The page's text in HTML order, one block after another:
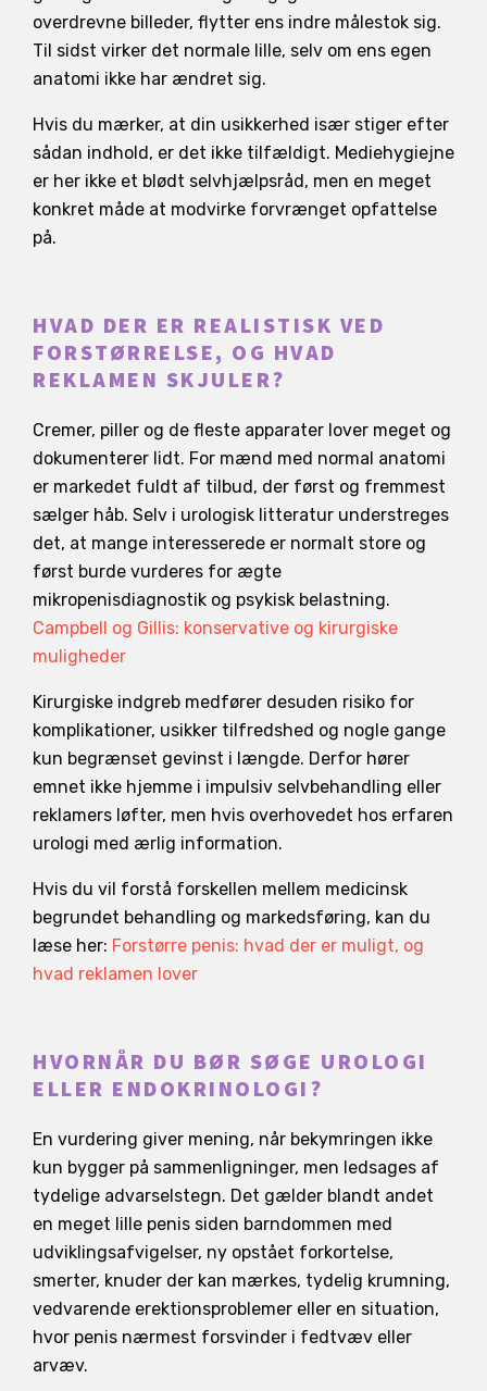
overdrevne billeder, flytter ens indre målestok sig.
Til sidst virker det normale lille, selv om ens egen
anatomi ikke har ændret sig.
Hvis du mærker, at din usikkerhed især stiger efter
sådan indhold, er det ikke tilfældigt. Mediehygiejne
er her ikke et blødt selvhjælpsråd, men en meget
konkret måde at modvirke forvrænget opfattelse
på.
HVAD DER ER REALISTISK VED
FORSTØRRELSE, OG HVAD
REKLAMEN SKJULER?
Cremer, piller og de fleste apparater lover meget og
dokumenterer lidt. For mænd med normal anatomi
er markedet fuldt af tilbud, der først og fremmest
sælger håb. Selv i urologisk litteratur understreges
det, at mange interesserede er normalt store og
først burde vurderes for ægte
mikropenisdiagnostik og psykisk belastning.
Campbell og Gillis: konservative og kirurgiske
muligheder
Kirurgiske indgreb medfører desuden risiko for
komplikationer, usikker tilfredshed og nogle gange
kun begrænset gevinst i længde. Derfor hører
emnet ikke hjemme i impulsiv selvbehandling eller
reklamers løfter, men hvis overhovedet hos erfaren
urologi med ærlig information.
Hvis du vil forstå forskellen mellem medicinsk
begrundet behandling og markedsføring, kan du
læse her: Forstørre penis: hvad der er muligt, og
hvad reklamen lover
HVORNÅR DU BØR SØGE UROLOGI
ELLER ENDOKRINOLOGI?
En vurdering giver mening, når bekymringen ikke
kun bygger på sammenligninger, men ledsages af
tydelige advarselstegn. Det gælder blandt andet
en meget lille penis siden barndommen med
udviklingsafvigelser, ny opstået forkortelse,
smerter, knuder der kan mærkes, tydelig krumning,
vedvarende erektionsproblemer eller en situation,
hvor penis nærmest forsvinder i fedtvæv eller
arvæv.